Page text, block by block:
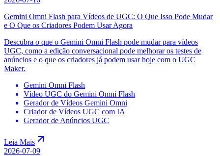
Gemini Omni Flash para Vídeos de UGC: O Que Isso Pode Mudar
e O Que os Criadores Podem Usar Agora
Descubra o que o Gemini Omni Flash pode mudar para vídeos
UGC, como a edição conversacional pode melhorar os testes de
anúncios e o que os criadores já podem usar hoje com o UGC
Maker.
Gemini Omni Flash
Vídeo UGC do Gemini Omni Flash
Gerador de Vídeos Gemini Omni
Criador de Vídeos UGC com IA
Gerador de Anúncios UGC
Leia Mais
2026-07-09